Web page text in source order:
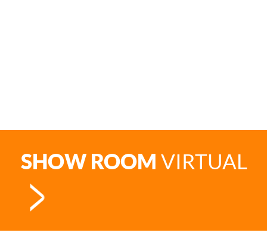
SHOW ROOM VIRTUAL